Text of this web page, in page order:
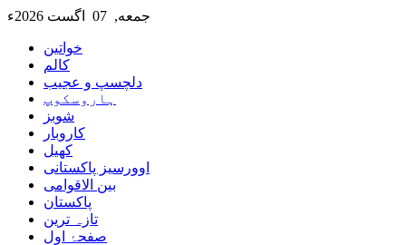
جمعه, 07 اگست 2026ء
خواتین
کالم
دلچسپ و عجیب
ہاروسکوپ
شوبز
کاروبار
کھیل
اوورسیز پاکستانی
بین الاقوامی
پاکستان
تازہ ترین
صفحۂ اول